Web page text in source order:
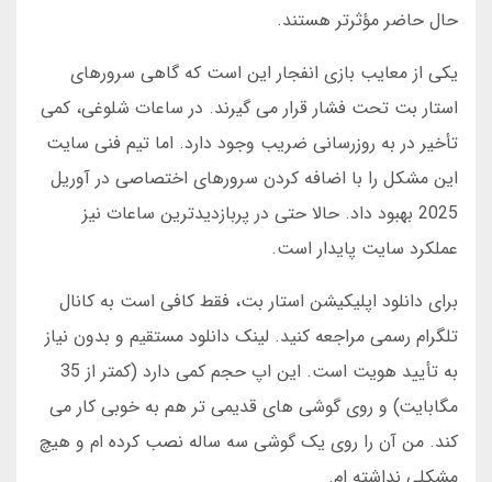
حال حاضر مؤثرتر هستند.
یکی از معایب بازی انفجار این است که گاهی سرورهای
استار بت تحت فشار قرار می گیرند. در ساعات شلوغی، کمی
تأخیر در به روزرسانی ضریب وجود دارد. اما تیم فنی سایت
این مشکل را با اضافه کردن سرورهای اختصاصی در آوریل
2025 بهبود داد. حالا حتی در پربازدیدترین ساعات نیز
عملکرد سایت پایدار است.
برای دانلود اپلیکیشن استار بت، فقط کافی است به کانال
تلگرام رسمی مراجعه کنید. لینک دانلود مستقیم و بدون نیاز
به تأیید هویت است. این اپ حجم کمی دارد (کمتر از 35
مگابایت) و روی گوشی های قدیمی تر هم به خوبی کار می
کند. من آن را روی یک گوشی سه ساله نصب کرده ام و هیچ